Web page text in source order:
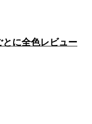
に全色レビュー